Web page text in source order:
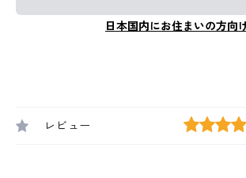
日本国内にお住まいの方向
レビュー